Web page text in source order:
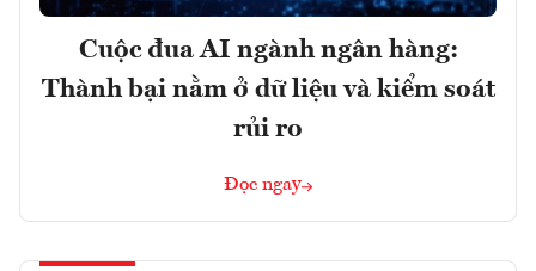
Cuộc đua AI ngành ngân hàng:
Thành bại nằm ở dữ liệu và kiểm soát
rủi ro
Đọc ngay